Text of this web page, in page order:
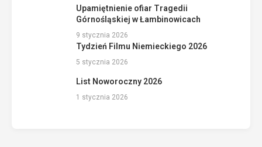
Upamiętnienie ofiar Tragedii
Górnośląskiej w Łambinowicach
9 stycznia 2026
Tydzień Filmu Niemieckiego 2026
5 stycznia 2026
List Noworoczny 2026
1 stycznia 2026